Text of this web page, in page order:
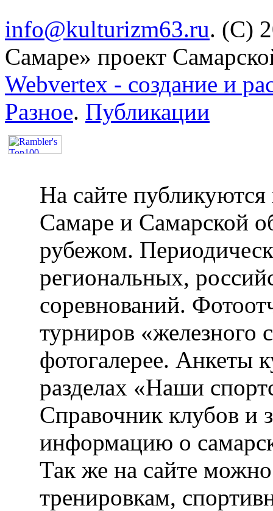
info@kulturizm63.ru. (C)
Самаре» проект
Webvertex - создание и
Разное. Публикации
На сайте публикуются
Самаре и Самарской
рубежом.
региональных,
соревнований.
турниров «железного
фотогалерее. Анкеты
разделах «Наши
Справочник клубов и
информацию о
Так же на сайте
тренировкам,